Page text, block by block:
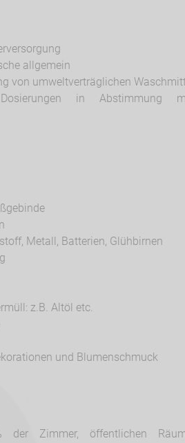
allgemein
von umweltverträglichen
in Abstimmung
Metall, Batterien, Glühbirnen
z.B. Altöl etc.
und Blumenschmuck
der Zimmer, öffentlichen